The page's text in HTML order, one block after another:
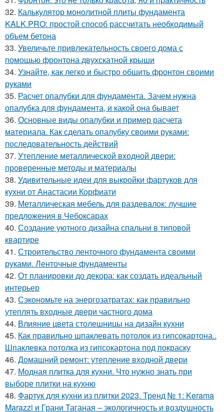
32. Калькулятор монолитной плиты фундамента
KALK.PRO: простой способ рассчитать необходимый
объем бетона
33. Увеличьте привлекательность своего дома с
помощью фронтона двухскатной крыши
34. Узнайте, как легко и быстро обшить фронтон своими
руками
35. Расчет опалубки для фундамента. Зачем нужна
опалубка для фундамента, и какой она бывает
36. Основные виды опалубки и пример расчета
материала. Как сделать опалубку своими руками:
последовательность действий
37. Утепление металлической входной двери:
проверенные методы и материалы
38. Удивительные идеи для выкройки фартуков для
кухни от Анастасии Корфиати
39. Металлическая мебель для раздевалок: лучшие
предложения в Чебоксарах
40. Создание уютного дизайна спальни в типовой
квартире
41. Строительство ленточного фундамента своими
руками. Ленточные фундаменты
42. От планировки до декора: как создать идеальный
интерьер
43. Сэкономьте на энергозатратах: как правильно
утеплять входные двери частного дома
44. Влияние цвета столешницы на дизайн кухни
45. Как правильно шпаклевать потолок из гипсокартона..
Шпаклевка потолка из гипсокартона под покраску
46. Домашний ремонт: утепление входной двери
47. Модная плитка для кухни. Что нужно знать при
выборе плитки на кухню
48. Фартук для кухни из плитки 2023. Тренд № 1: Kerama
Marazzi и Грани Таганая – экологичность и воздушность